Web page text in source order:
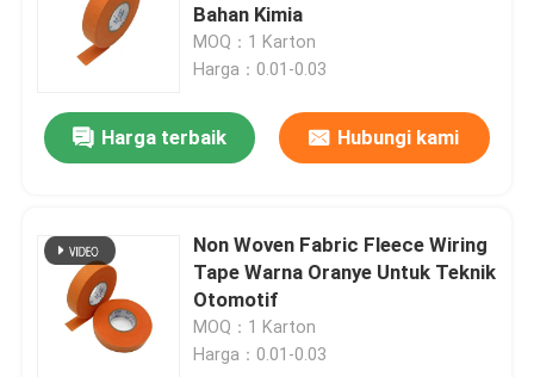
Bahan Kimia
MOQ：1 Karton
Harga：0.01-0.03
Harga terbaik Hubungi kami
Non Woven Fabric Fleece Wiring
Tape Warna Oranye Untuk Teknik
Otomotif
MOQ：1 Karton
Harga：0.01-0.03